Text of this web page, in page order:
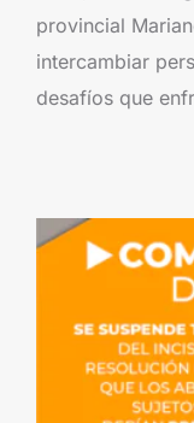
provincial
intercambiar
desafíos que